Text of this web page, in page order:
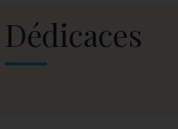
Dédicaces